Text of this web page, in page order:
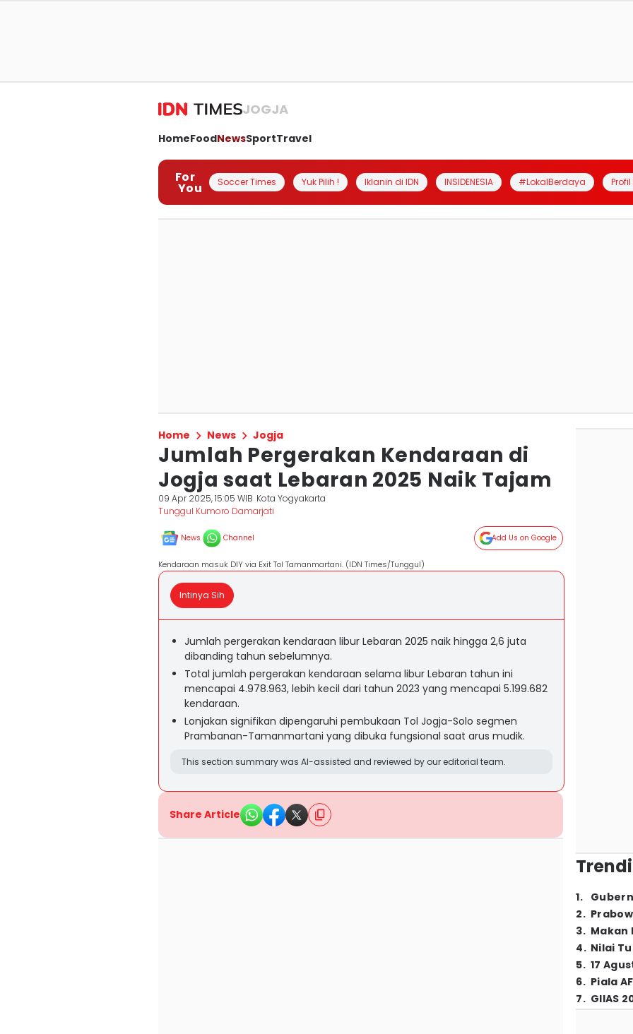
JOGJA
HomeFoodNewsSportTravel
For
You Soccer Times Yuk Pilih ! Iklanin di IDN INSIDENESIA #LokalBerdaya
Home News Jogja
Jumlah Pergerakan Kendaraan di
Jogja saat Lebaran 2025 Naik Tajam
09 Apr 2025, 15:05 WIB Kota Yogyakarta
Tunggul Kumoro Damarjati
News Channel Add Us on Google
Kendaraan masuk DIY via Exit Tol Tamanmartani. (IDN Times/Tunggul)
Intinya Sih
Jumlah pergerakan kendaraan libur Lebaran 2025 naik hingga 2,6 juta
dibanding tahun sebelumnya.
Total jumlah pergerakan kendaraan selama libur Lebaran tahun ini
mencapai 4.978.963, lebih kecil dari tahun 2023 yang mencapai 5.199.682
kendaraan.
Lonjakan signifikan dipengaruhi pembukaan Tol Jogja-Solo segmen
Prambanan-Tamanmartani yang dibuka fungsional saat arus mudik.
This section summary was AI-assisted and reviewed by our editorial team.
Share Article
1.
2.
3. Makan
4. Nilai
5. 17
6. Piala
7. GIIAS